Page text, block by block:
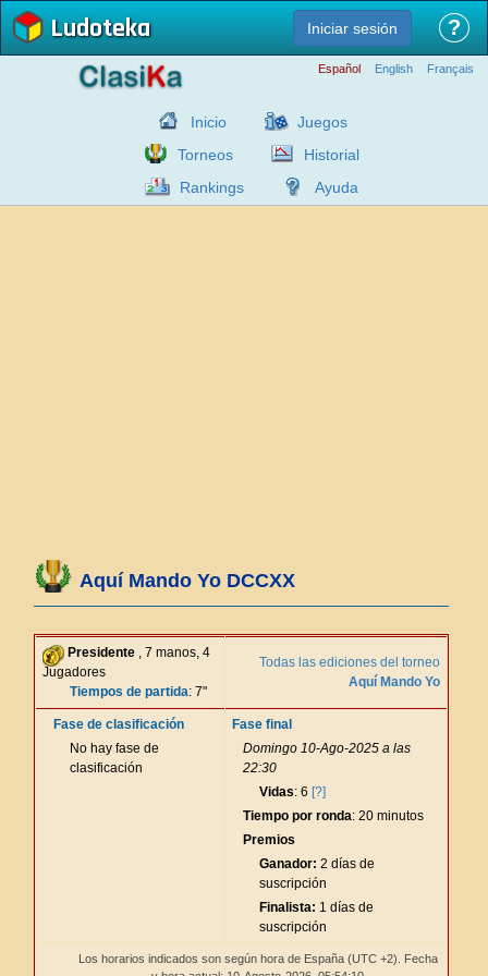
Ludoteka Iniciar sesión ?
Español English Français
Inicio
Juegos
Torneos
Historial
Rankings
Ayuda
Aquí Mando Yo DCCXX
Presidente , 7 manos, 4
Jugadores
Tiempos de partida: 7"
Todas las ediciones del torneo
Aquí Mando Yo
Fase de clasificación
No hay fase de
clasificación
Fase final
Domingo 10-Ago-2025 a las
22:30
Vidas: 6 [?]
Tiempo por ronda: 20 minutos
Premios
Ganador: 2 días de
suscripción
Finalista: 1 días de
suscripción
Los horarios indicados son según hora de España (UTC +2). Fecha